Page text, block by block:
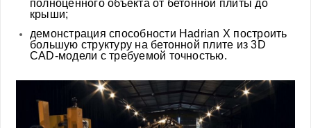
полноценного объекта от бетонной плиты до
крыши;
демонстрация способности Hadrian X построить
большую структуру на бетонной плите из 3D
CAD-модели с требуемой точностью.